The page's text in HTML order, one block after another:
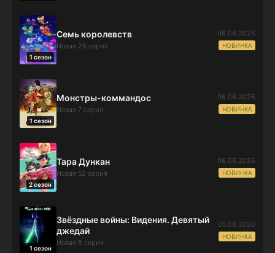
1 сезон
Семь королевств
Новая 26 серия
06.08.2026
НОВИНКА
1 сезон
Монстры-коммандос
Новая 7 серия
06.08.2026
НОВИНКА
2 сезон
Тара Дункан
Новая 52 серия
06.08.2026
НОВИНКА
1 сезон
Звёздные войны: Видения. Девятый
джедай
Новая 8 серия
05.08.2026
НОВИНКА